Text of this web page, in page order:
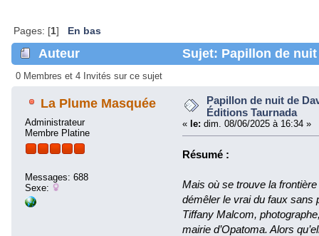
Pages: [1] En bas
Auteur
Sujet: Papillon de
(Lu 49483 fois)
0 Membres et 4 Invités sur ce sujet
La Plume Masquée
Administrateur
Membre Platine
Messages: 688
Sexe:
Papillon de nuit de
Éditions Taurnada
« le: dim. 08/06/2025 à 16:34 »
Résumé :
Mais où se trouve la
démêler le vrai du faux
Tiffany Malcom,
mairie d’Opatoma. Alors